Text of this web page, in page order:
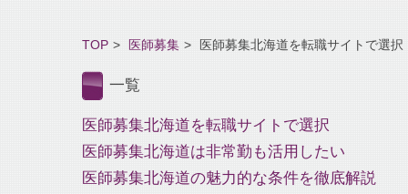
TOP 医師募集 医師募集北海道を転職サイトで選択
一覧
医師募集北海道を転職サイトで選択
医師募集北海道は非常勤も活用したい
医師募集北海道の魅力的な条件を徹底解説